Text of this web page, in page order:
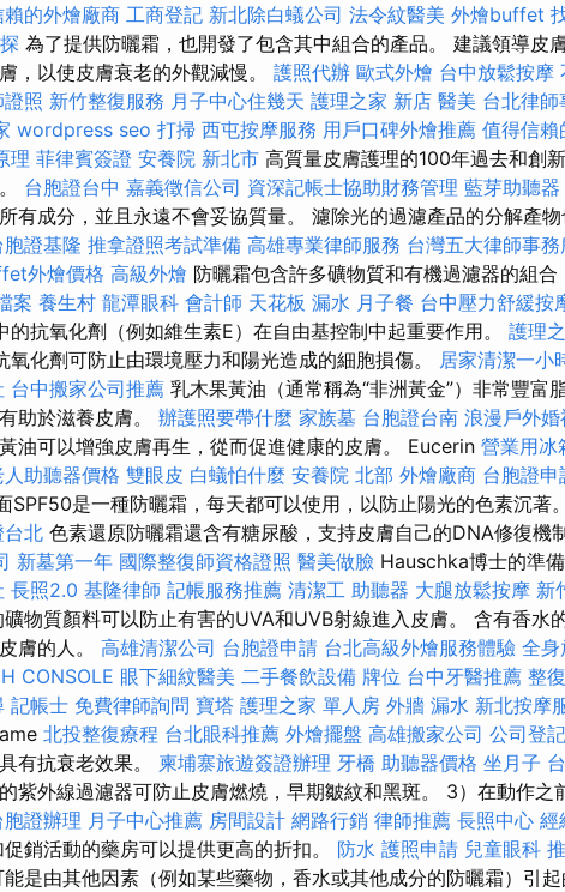
的外燴廠商 工商登記 新北除白蟻公司 法令紋醫美 外燴buffet
為了提供防曬霜，也開發了包含其中組合的產品。 建議領導皮
，以使皮膚衰老的外觀減慢。 護照代辦 歐式外燴 台中放鬆按摩
照 新竹整復服務 月子中心住幾天 護理之家 新店 醫美 台北律師
wordpress seo 打掃 西屯按摩服務 用戶口碑外燴推薦 值得信賴
理 菲律賓簽證 安養院 新北市 高質量皮膚護理的100年過去和創
台胞證台中 嘉義徵信公司 資深記帳士協助財務管理 藍芽助聽器
有成分，並且永遠不會妥協質量。 濾除光的過濾產品的分解產
胞證基隆 推拿證照考試準備 高雄專業律師服務 台灣五大律師事務
外燴價格 高級外燴 防曬霜包含許多礦物質和有機過濾器的組
案 養生村 龍潭眼科 會計師 天花板 漏水 月子餐 台中壓力舒緩按
的抗氧化劑（例如維生素E）在自由基控制中起重要作用。 護理
氧化劑可防止由環境壓力和陽光造成的細胞損傷。 居家清潔一小
台中搬家公司推薦 乳木果黃油（通常稱為“非洲黃金”）非常豐富
助於滋養皮膚。 辦護照要帶什麼 家族墓 台胞證台南 浪漫戶外
油可以增強皮膚再生，從而促進健康的皮膚。 Eucerin 營業用冰
人助聽器價格 雙眼皮 白蟻怕什麼 安養院 北部 外燴廠商 台胞證申
SPF50是一種防曬霜，每天都可以使用，以防止陽光的色素沉著。
台北 色素還原防曬霜還含有糖尿酸，支持皮膚自己的DNA修復機
新墓第一年 國際整復師資格證照 醫美做臉 Hauschka博士的準備
長照2.0 基隆律師 記帳服務推薦 清潔工 助聽器 大腿放鬆按摩 新
物質顏料可以防止有害的UVA和UVB射線進入皮膚。 含有香水
膚的人。 高雄清潔公司 台胞證申請 台北高級外燴服務體驗 全身
CONSOLE 眼下細紋醫美 二手餐飲設備 牌位 台中牙醫推薦 整
記帳士 免費律師詢問 寶塔 護理之家 單人房 外牆 漏水 新北按摩
北投整復療程 台北眼科推薦 外燴擺盤 高雄搬家公司 公司登記
有抗衰老效果。 柬埔寨旅遊簽證辦理 牙橋 助聽器價格 坐月子
紫外線過濾器可防止皮膚燃燒，早期皺紋和黑斑。 3）在動作之
胞證辦理 月子中心推薦 房間設計 網路行銷 律師推薦 長照中心 經
銷活動的藥房可以提供更高的折扣。 防水 護照申請 兒童眼科
是由其他因素（例如某些藥物，香水或其他成分的防曬霜）引起